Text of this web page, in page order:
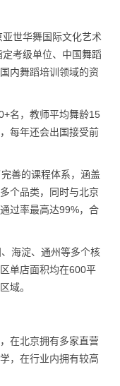
世华舞国际文化艺术
考级单位、中国舞蹈
内舞蹈培训领域的资
名，教师平均舞龄15
每年还会出国接受前
善的课程体系，涵盖
个品类，同时与北京
过率最高达99%，合
海淀、通州等多个核
单店面积均在600平
域。
在北京拥有多家直营
，在行业内拥有较高